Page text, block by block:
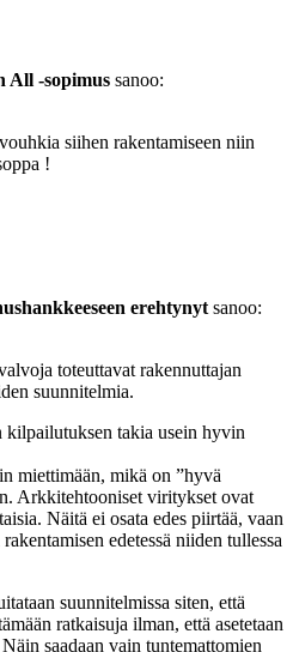
All -sopimus sanoo:
siihen rakentamiseen niin
!
erehtynyt sanoo:
toteuttavat rakennuttajan
suunnitelmia.
kilpailutuksen takia usein hyvin
miettimään, mikä on ”hyvä
Arkkitehtooniset viritykset ovat
Näitä ei osata edes piirtää, vaan
edetessä niiden tullessa
suunnitelmissa siten, että
ratkaisuja ilman, että asetetaan
saadaan vain tuntemattomien